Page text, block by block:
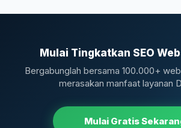
Mulai Tingkatkan SEO
Bergabunglah bersama 100.000+
merasakan manfaat layanan
Mulai Gratis